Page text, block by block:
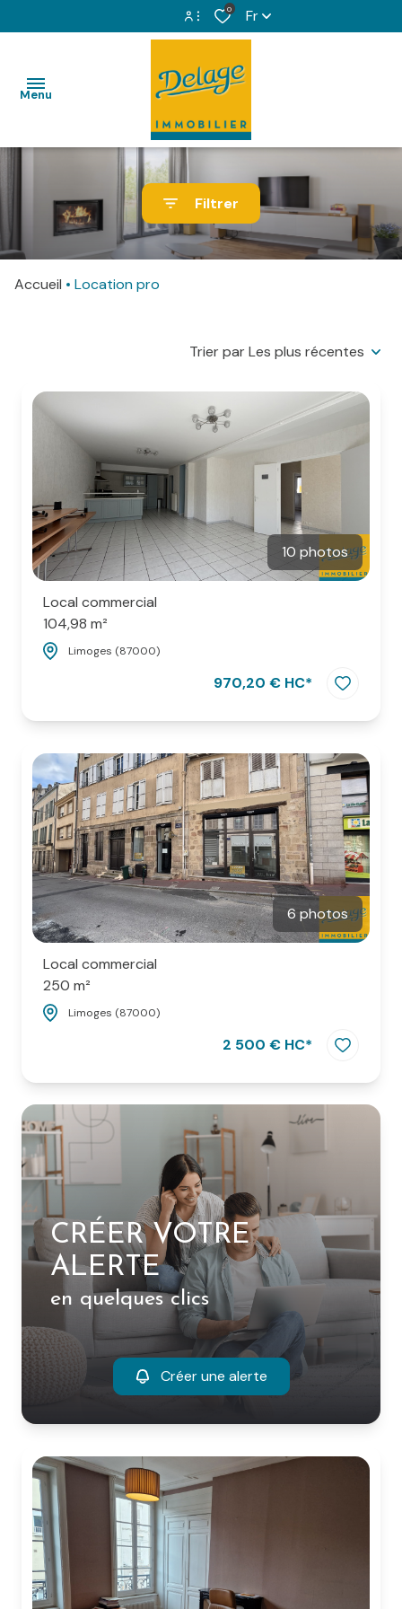
Espace propriétaire
0 Fr
Menu
LOCATIONS
PROFESSIONNEL
SYNDIC
ESPACE
PARRAINAGE
CONTACT
Filtrer
Accueil Location pro
Trier par Les plus récentes
10 photos
Local commercial
104,98 m²
Limoges (87000)
970,20 € HC*
6 photos
Local commercial
250 m²
Limoges (87000)
2 500 € HC*
CRÉER VOTRE
ALERTE
en quelques clics
Créer une alerte